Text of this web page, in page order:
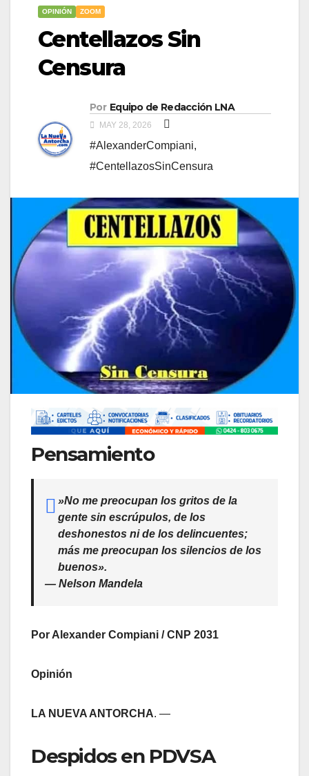
OPINIÓN ZOOM
Centellazos Sin
Censura
Por Equipo de Redacción LNA
MAY 28, 2026
#AlexanderCompiani,
#CentellazosSinCensura
​Pensamiento
​»No me preocupan los gritos de la
gente sin escrúpulos, de los
deshonestos ni de los delincuentes;
más me preocupan los silencios de los
buenos».
— Nelson Mandela
Por Alexander Compiani / CNP 2031
Opinión
LA NUEVA ANTORCHA. —
​Despidos en PDVSA